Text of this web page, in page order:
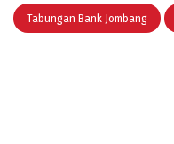
Tabungan Bank Jombang